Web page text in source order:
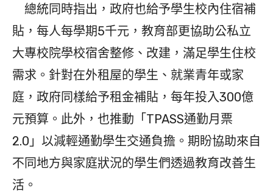
總統同時指出，政府也給予學生校內住宿補
貼，每人每學期5千元，教育部更協助公私立
大專校院學校宿舍整修、改建，滿足學生住校
需求。針對在外租屋的學生、就業青年或家
庭，政府同樣給予租金補貼，每年投入300億
元預算。此外，也推動「TPASS通勤月票
2.0」以減輕通勤學生交通負擔。期盼協助來自
不同地方與家庭狀況的學生們透過教育改善生
活。